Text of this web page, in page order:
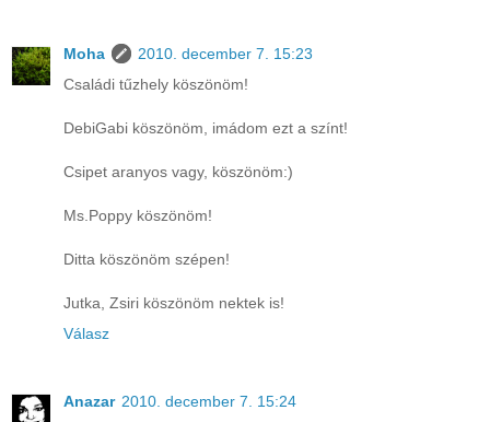
Moha
2010. december 7. 15:23
Családi tűzhely köszönöm!
DebiGabi köszönöm, imádom ezt a színt!
Csipet aranyos vagy, köszönöm:)
Ms.Poppy köszönöm!
Ditta köszönöm szépen!
Jutka, Zsiri köszönöm nektek is!
Válasz
Anazar 2010. december 7. 15:24